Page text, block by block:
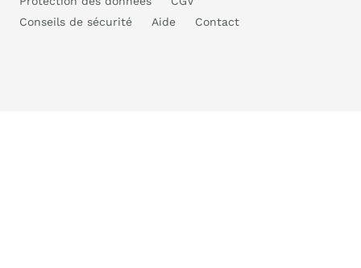
Conseils de sécurité
Aide Contact